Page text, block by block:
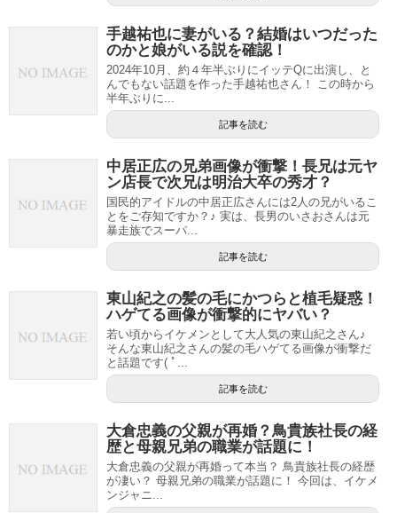
手越祐也に妻がいる？結婚はいつだった
のかと娘がいる説を確認！
2024年10月、約４年半ぶりにイッテQに出演し、と
んでもない話題を作った手越祐也さん！ この時から
半年ぶりに...
記事を読む
中居正広の兄弟画像が衝撃！長兄は元ヤ
ン店長で次兄は明治大卒の秀才？
国民的アイドルの中居正広さんには2人の兄がいるこ
とをご存知ですか？♪ 実は、長男のいさおさんは元
暴走族でスーパ...
記事を読む
東山紀之の髪の毛にかつらと植毛疑惑！
ハゲてる画像が衝撃的にヤバい？
若い頃からイケメンとして大人気の東山紀之さん♪
そんな東山紀之さんの髪の毛ハゲてる画像が衝撃だ
と話題です( ﾟ...
記事を読む
大倉忠義の父親が再婚？鳥貴族社長の経
歴と母親兄弟の職業が話題に！
大倉忠義の父親が再婚って本当？ 鳥貴族社長の経歴
が凄い？ 母親兄弟の職業が話題に！ 今回は、イケメ
ンジャニ...